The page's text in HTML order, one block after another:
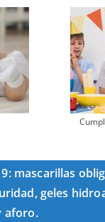
mascarillas
geles
aforo.